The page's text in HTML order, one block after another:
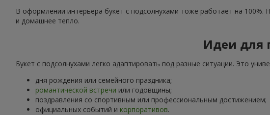
В оформлении интерьера букет с подсолнухами тоже работает на
и домашнее тепло.
Идеи для
Букет с подсолнухами легко адаптировать под разные ситуации. Это
дня рождения или семейного праздника;
романтической встречи или годовщины;
поздравления со спортивным или профессиональным достижением;
официальных событий и корпоративов.